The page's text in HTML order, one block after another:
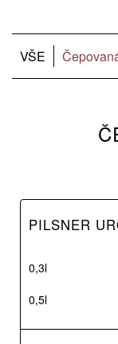
VŠE
PILSNER
0,3l
0,5l